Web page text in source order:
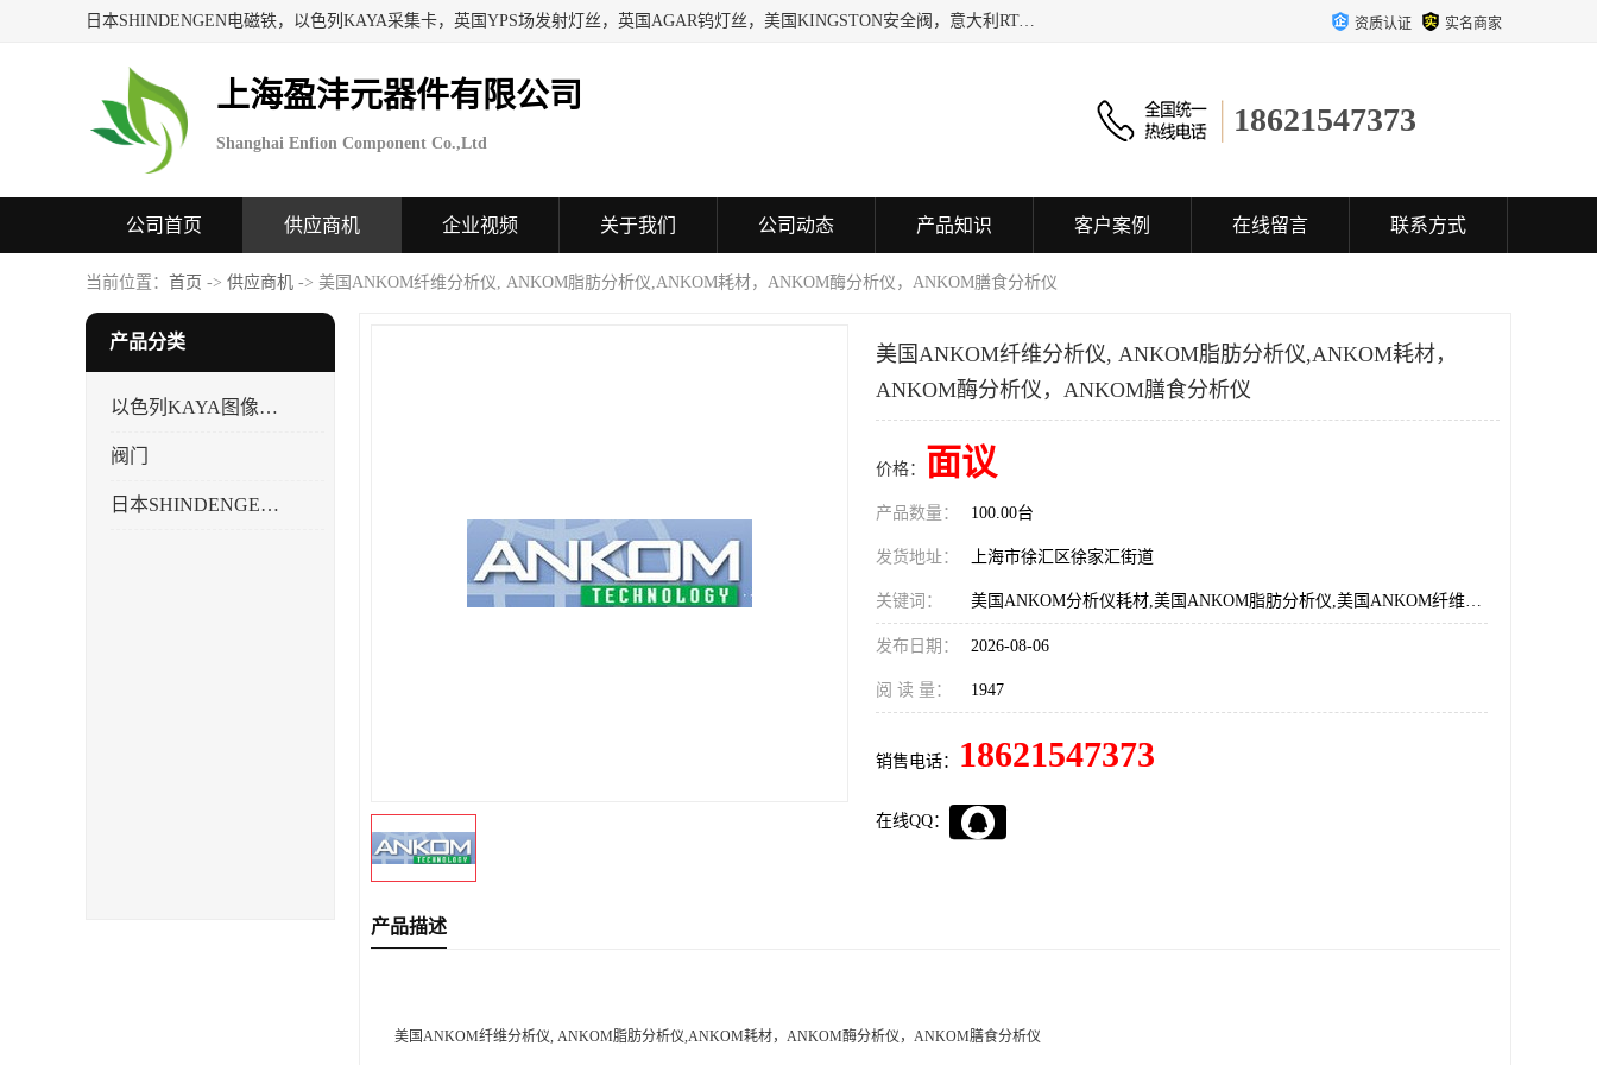
日本SHINDENGEN电磁铁，以色列KAYA采集卡，英国YPS场发射灯丝，英国AGAR钨灯丝，美国KINGSTON安全阀，意大利RTA驱动器，美国MOTT过滤器，美国GENIE过滤器，日本精线NIPPON SEISEN过滤器，法国SAPPEL水表, 德国Thyracont传感器，英国SONTAY压差传感器 美国MPC擦锡布 TB-300-MPC, 德国Matesy磁光分析仪 资质认证 实名商家
上海盈沣元器件有限公司
Shanghai Enfion Component Co.,Ltd
18621547373
公司首页 供应商机 企业视频 关于我们 公司动态 产品知识 客户案例 在线留言 联系方式
当前位置： 首页 -> 供应商机 -> 美国ANKOM纤维分析仪, ANKOM脂肪分析仪,ANKOM耗材，ANKOM酶分析仪，ANKOM膳食分析仪
产品分类
以色列KAYA图像采集卡，数据采集卡
阀门
日本SHINDENGEN电磁铁
美国ANKOM纤维分析仪, ANKOM脂肪分析仪,ANKOM耗材，
ANKOM酶分析仪，ANKOM膳食分析仪
价格： 面议
产品数量： 100.00台
发货地址： 上海市徐汇区徐家汇街道
关键词： 美国ANKOM分析仪耗材,美国ANKOM脂肪分析仪,美国ANKOM纤维分析仪,美国ANKOM总代理
发布日期： 2026-08-06
阅 读 量： 1947
销售电话： 18621547373
在线QQ：
产品描述
美国ANKOM纤维分析仪, ANKOM脂肪分析仪,ANKOM耗材，ANKOM酶分析仪，ANKOM膳食分析仪